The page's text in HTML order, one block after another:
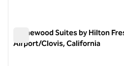
Homewood Suites by Hilton
Airport/Clovis, California